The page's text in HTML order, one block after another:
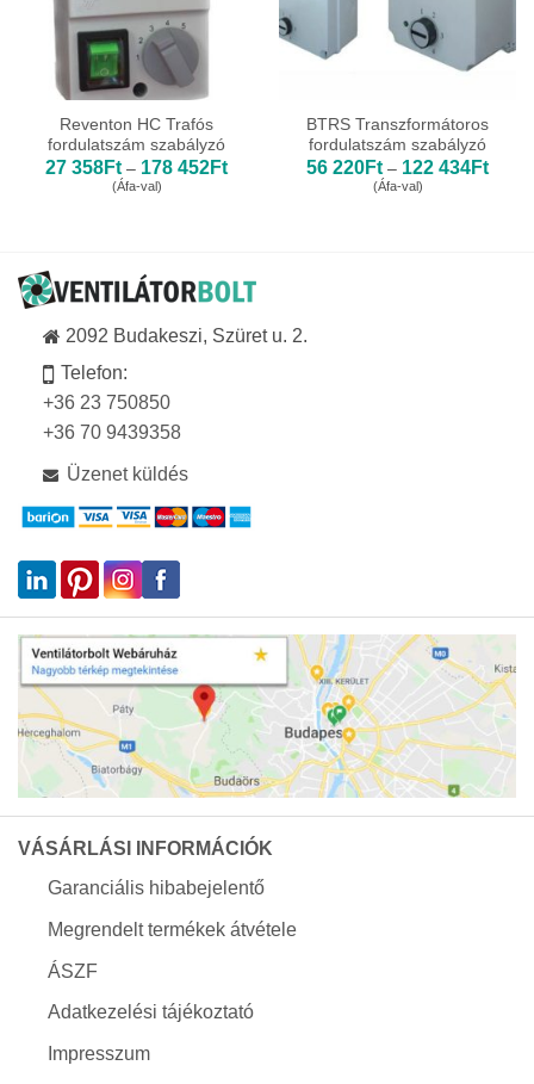
Reventon HC Trafós
fordulatszám szabályzó
27 358Ft – 178 452FtÁrtartomány:
(Áfa-val)
BTRS Transzformátoros
fordulatszám szabályzó
56 220Ft – 122 434Ft
(Áfa-val)
2092 Budakeszi, Szüret u. 2.
Telefon:
+36 23 750850
+36 70 9439358
Üzenet küldés
VÁSÁRLÁSI INFORMÁCIÓK
Garanciális hibabejelentő
Megrendelt termékek átvétele
ÁSZF
Adatkezelési tájékoztató
Impresszum